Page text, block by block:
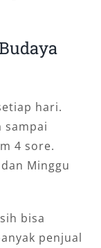
hari.
sampai
4 sore.
Minggu
bisa
penjual